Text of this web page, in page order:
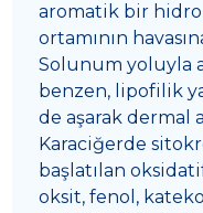
aromatik bir
ortamının
Solunum yoluyla
benzen, lipofilik
de aşarak dermal
Karaciğerde
başlatılan
oksit, fenol,